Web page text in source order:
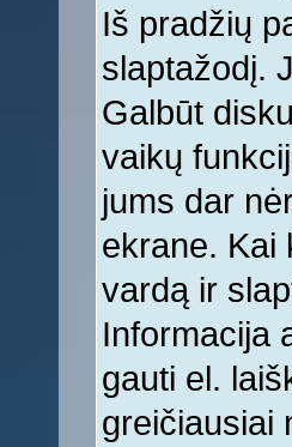
Iš pradžių
slaptažodį.
Galbūt
vaikų
jums dar
ekrane. Kai
vardą ir
Informacija
gauti el.
greičiausiai